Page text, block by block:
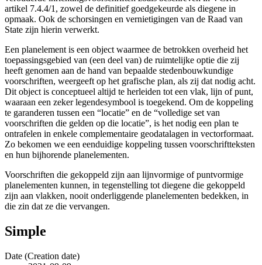
artikel 7.4.4/1, zowel de definitief goedgekeurde als diegene in
opmaak. Ook de schorsingen en vernietigingen van de Raad van
State zijn hierin verwerkt.
Een planelement is een object waarmee de betrokken overheid het
toepassingsgebied van (een deel van) de ruimtelijke optie die zij
heeft genomen aan de hand van bepaalde stedenbouwkundige
voorschriften, weergeeft op het grafische plan, als zij dat nodig acht.
Dit object is conceptueel altijd te herleiden tot een vlak, lijn of punt,
waaraan een zeker legendesymbool is toegekend. Om de koppeling
te garanderen tussen een “locatie” en de “volledige set van
voorschriften die gelden op die locatie”, is het nodig een plan te
ontrafelen in enkele complementaire geodatalagen in vectorformaat.
Zo bekomen we een eenduidige koppeling tussen voorschriftteksten
en hun bijhorende planelementen.
Voorschriften die gekoppeld zijn aan lijnvormige of puntvormige
planelementen kunnen, in tegenstelling tot diegene die gekoppeld
zijn aan vlakken, nooit onderliggende planelementen bedekken, in
die zin dat ze die vervangen.
Simple
Date (Creation date)